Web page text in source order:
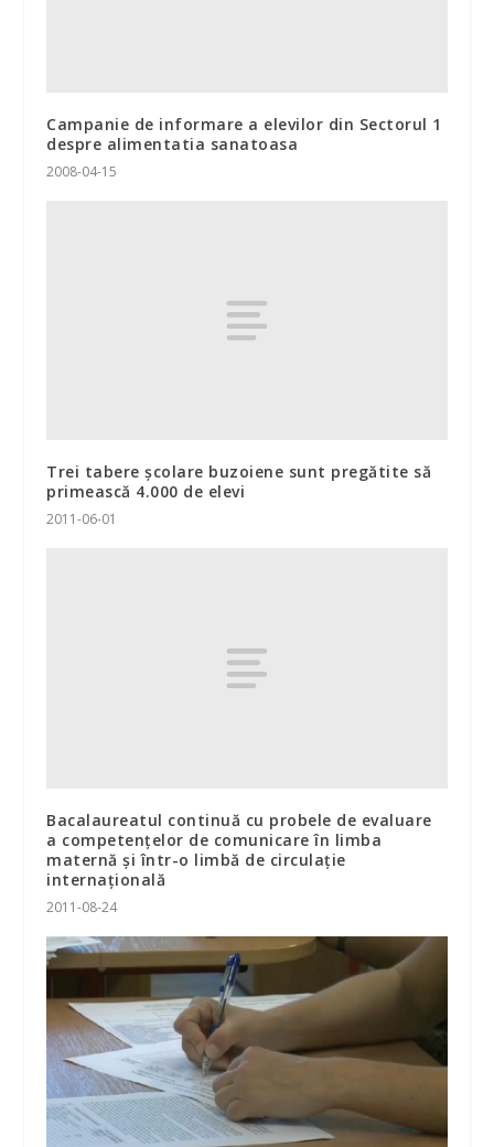
Campanie de informare a elevilor din Sectorul 1
despre alimentatia sanatoasa
2008-04-15
Trei tabere şcolare buzoiene sunt pregătite să
primească 4.000 de elevi
2011-06-01
Bacalaureatul continuă cu probele de evaluare
a competenţelor de comunicare în limba
maternă şi într-o limbă de circulaţie
internaţională
2011-08-24